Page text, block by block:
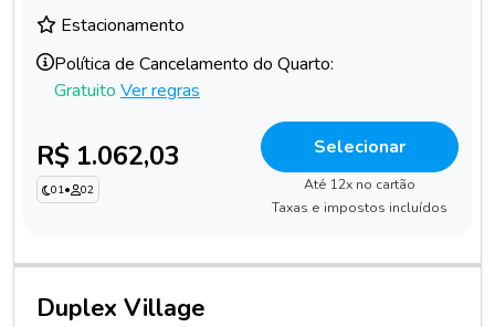
Estacionamento
Política de Cancelamento do Quarto:
Gratuito Ver regras
R$ 1.062,03
01• 02
Selecionar
Até 12x no cartão
Taxas e impostos incluídos
Duplex Village